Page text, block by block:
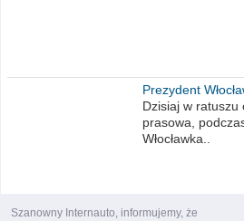
Szanowny Internauto, informujemy, że
Prezydent
obrażajmy się”
Dzisiaj w ratuszu
prasowa,
Włocławka..